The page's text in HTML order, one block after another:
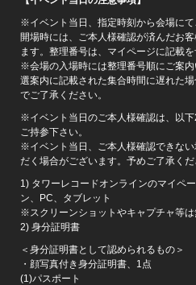
※イベント当日、指定時刻から会場にて
開場時には、ご本人様確認が済んだお
ます。整理番号は、マイページに記載を
※会場の入場時には整理番号順にご案
選案内に記載された集合時間に遅れた
でご了承ください。
※イベント当日のご本人様確認は、以
ご持参下さい。
※イベント当日、ご本人様確認できな
だく場合がございます。予めご了承くだ
1) タワーレコードオンラインのマイペ
ン、PC、タブレット
※スクリーンショットやキャプチャ等は
2) 身分証明書
＜身分証明書として認められるもの＞
・顔写真付き身分証明書、1点
(1)パスポート